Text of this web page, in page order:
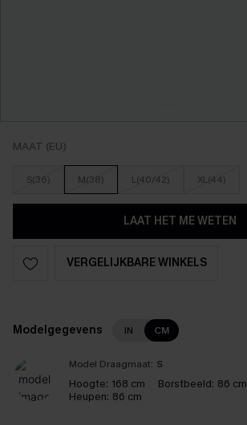
MAAT (EU)
S(36) M(38) L(40/42) XL(44)
LAAT HET ME WETEN
VERGELIJKBARE WINKELS
Modelgegevens IN CM
Model Draagmaat: S
Hoogte: 168 cm Borstbeeld: 86 cm
Heupen: 86 cm